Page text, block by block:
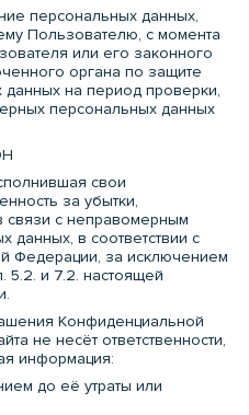
персональных данных,
Пользователю, с момента
или его законного
органа по защите
на период проверки,
персональных данных
свои
за убытки,
с неправомерным
данных, в соответствии с
Федерации, за исключением
5.2. и 7.2. настоящей
Конфиденциальной
не несёт ответственности,
информация:
до её утраты или